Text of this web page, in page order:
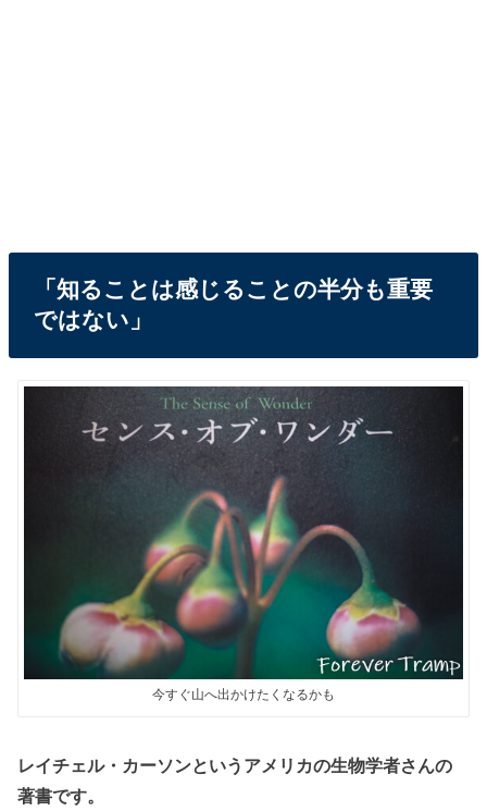
「知ることは感じることの半分も重要
ではない」
今すぐ山へ出かけたくなるかも
レイチェル・カーソンというアメリカの生物学者さんの
著書です。